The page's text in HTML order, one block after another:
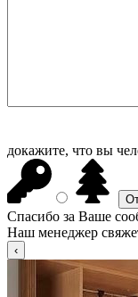
докажите, что вы
Спасибо за Ваше
Наш менеджер